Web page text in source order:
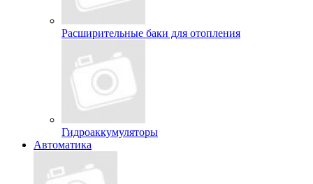
Расширительные баки для отопления
Гидроаккумуляторы
Автоматика